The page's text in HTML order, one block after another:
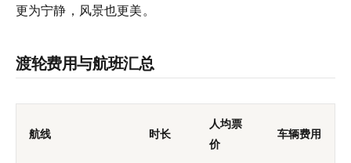
更为宁静，风景也更美。
渡轮费用与航班汇总
航线 时长
人均票
价
车辆费用